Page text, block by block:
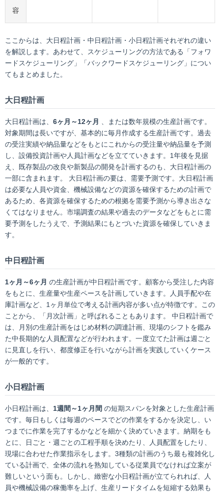
容
ここからは、大日程計画・中日程計画・小日程計画それぞれの違い
を解説します。あわせて、スケジューリングの方法である「フォワ
ードスケジューリング」「バックワードスケジューリング」につい
てもまとめました。
大日程計画
大日程計画は、 6ヶ月～12ヶ月
、または数年規模の生産計画です。
対象期間は長いですが、基本的に毎月作成する生産計画です。過去
の受注実績や納品量などをもとにこれからの受注量や納品量を予測
し、設備投資計画や人員計画などを立てていきます。1年後を見据
え、既存製品の改良や新製品の開発を計画するのも、大日程計画の
一部に含まれます。 大日程計画の要は、需要予測です。大日程計画
は必要な人員や資金、機械設備などの資源を確保するための計画で
あるため、各資源を確保するための根拠を需要予測から導き出さな
くてはなりません。市場調査の結果や過去のデータなどをもとに需
要予測をしたうえで、予測結果にもとづいた資源を確保していきま
す。
中日程計画
1ヶ月～6ヶ月 の生産計画が中日程計画です。顧客から受注した内容
をもとに、生産量や生産ペースを計画していきます。人員手配や在
庫計画など、1ヶ月単位で考える計画内容が多い点が特徴です。この
ことから、「月次計画」と呼ばれることもあります。 中日程計画で
は、月別の生産計画をはじめ材料の調達計画、現場のシフトを鑑み
た中長期的な人員配置などが行われます。一度立てた計画は週ごと
に見直しを行い、都度修正を行いながら計画を実践していくケース
が一般的です。
小日程計画
小日程計画は、 1週間～1ヶ月間 の短期スパンを対象とした生産計画
です。毎日もしくは毎週のペースでどの作業をするかを決定し、い
つまでに作業を完了するかなどを細かく決めていきます。納期をも
とに、日ごと・週ごとの工程手順を決めたり、人員配置をしたり、
現場に合わせた作業指示をします。3種類の計画のうち最も複雑化し
ている計画で、全体の流れを熟知している従業員でなければ立案が
難しいという面も。しかし、緻密な小日程計画が立てられれば、人
員や機械設備の稼働率を上げ、生産リードタイムを短縮する効果も